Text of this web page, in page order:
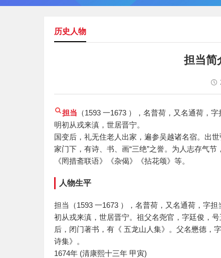
历史人物
担当简
担当 （1593 一1673 ），名普荷，又名通荷，
明初从戎来滇，世居晋宁。
国变后，礼无住老人出家，遍参吴越诸名宿。出
家门下，有诗、书、画“三绝”之誉。为人志存气
《罔措斋联语》《杂偈》《拈花颂》等。
人物生平
担当（1593 一1673 ），名普荷，又名通荷，字
初从戎来滇，世居晋宁。祖父名尧官，字廷俊，
后，闭门著书，有《 五龙山人集》。父名懋德，
诗集》。
1674年 (清康熙十三年 甲寅)